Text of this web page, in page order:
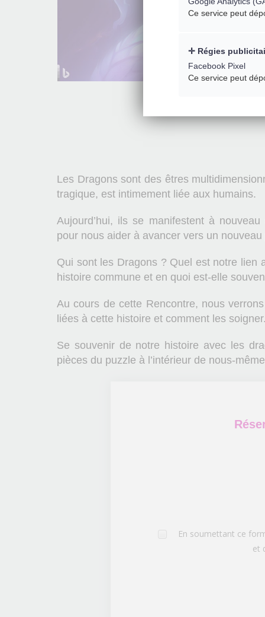
Les Dragons sont des êtres
tragique, est intimement liée aux humains.
Aujourd’hui, ils se manifestent à
pour nous aider à avancer vers un nouveau
Qui sont les Dragons ? Quel est notre lien
histoire commune et en quoi est-elle
Au cours de cette Rencontre, nous
liées à cette histoire et comment les soigner.
Se souvenir de notre histoire avec les
pièces du puzzle à l’intérieur de nous-
En soumettant ce
et
Ce service peut
Régies
Facebook Pixel
Ce service peut